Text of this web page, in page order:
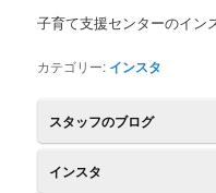
動
子育て支援センターのイン
カテゴリー: インスタ
スタッフのブログ
インスタ